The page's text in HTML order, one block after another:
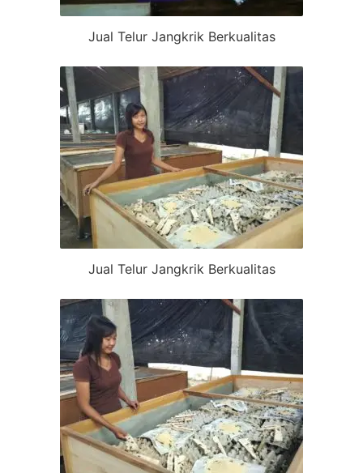
Jual Telur Jangkrik Berkualitas
Jual Telur Jangkrik Berkualitas